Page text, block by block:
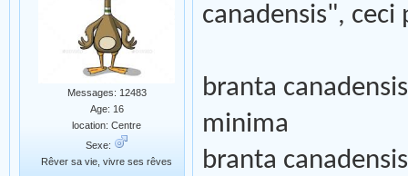
Messages: 12483
Age: 16
location: Centre
Sexe:
Rêver sa vie, vivre ses rêves
canadensis", ceci
branta
minima
branta